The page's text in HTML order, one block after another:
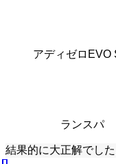
アディゼロEVO
ランスパ
結果的に大正解でした